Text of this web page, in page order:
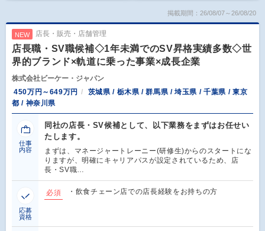
掲載期間：26/08/07～26/08/20
NEW 店長・販売・店舗管理
店長職・SV職候補◇1年未満でのSV昇格実績多数◇世
界的ブランド×軌道に乗った事業×成長企業
株式会社ビーケー・ジャパン
450万円～649万円
茨城県 / 栃木県 / 群馬県 / 埼玉県 / 千葉県 / 東京
都 / 神奈川県
仕事
内容
同社の店長・SV候補として、以下業務をまずはお任せい
たします。
まずは、マネージャートレーニー(研修生)からのスタートにな
りますが、明確にキャリアパスが設定されているため、店
長・SV職…
応募
資格
必須 ・飲食チェーン店での店長経験をお持ちの方